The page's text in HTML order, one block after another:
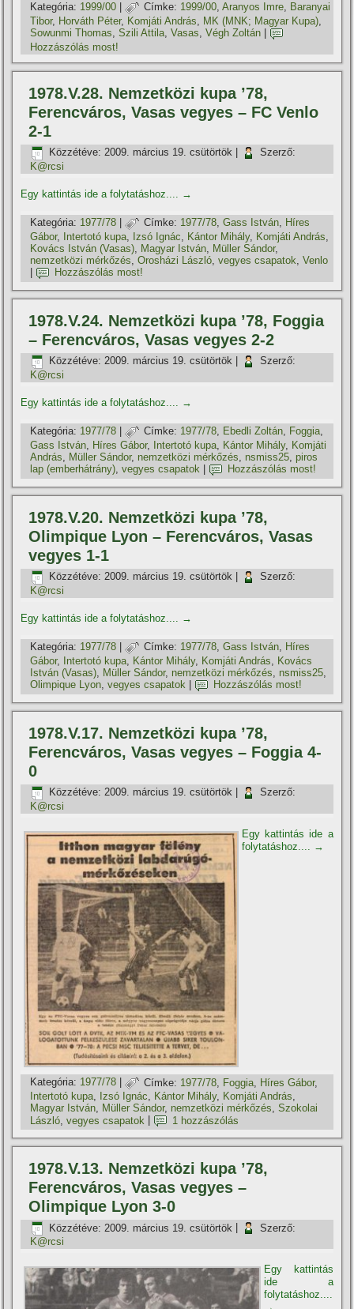
Kategória: 1999/00 | Címke: 1999/00,Aranyos Imre, Baranyai
Tibor, Horváth Péter, Komjáti András MK (MNK; Magyar Kupa)
Sowunmi Thomas,Szili Attila,Vasas,Végh Zoltán
Hozzászólás most!
1978.V.28. Nemzetközi kupa ’78,
Ferencváros, Vasas vegyes – FC Venlo
2-1
Közzétéve: 2009. március 19. csütörtök
Szerző:
K@rcsi
Egy kattintás ide a folytatáshoz.... →
Kategória: 1977/78 | Címke: 1977/78,Gass István, Hí­res
Gábor, Intertotó kupa Izsó Ignác Kántor Mihály, Komjáti András
Kovács István (Vasas) Magyar István Müller Sándor,
nemzetközi mérkőzés ,Orosházi László ,vegyes csapatok ,Venlo
Hozzászólás most!
1978.V.24. Nemzetközi kupa ’78, Foggia
– Ferencváros, Vasas vegyes 2-2
Közzétéve: 2009. március 19. csütörtök
Szerző:
K@rcsi
Egy kattintás ide a folytatáshoz.... →
Kategória: 1977/78 | Címke: 1977/78, Ebedli Zoltán, Foggia,
Gass István Hí­res Gábor, Intertotó kupa Kántor Mihály, Komjáti
András
Müller Sándor, nemzetközi mérkőzés nsmiss25 ,piros
lap (emberhátrány),vegyes csapatok Hozzászólás most!
1978.V.20. Nemzetközi kupa ’78,
Olimpique Lyon – Ferencváros, Vasas
vegyes 1-1
Közzétéve: 2009. március 19. csütörtök
Szerző:
K@rcsi
Egy kattintás ide a folytatáshoz.... →
Kategória: 1977/78 | Címke: 1977/78,Gass István, Hí­res
Gábor, Intertotó kupa Kántor Mihály, Komjáti András
Kovács
István (Vasas) Müller Sándor, nemzetközi mérkőzés nsmiss25
Olimpique Lyon,vegyes csapatok Hozzászólás most!
1978.V.17. Nemzetközi kupa ’78,
Ferencváros, Vasas vegyes – Foggia 4-
0
Közzétéve: 2009. március 19. csütörtök
Szerző:
K@rcsi
Egy kattintás ide a
folytatáshoz....
→
Kategória: 1977/78 | Címke: 1977/78 Foggia Hí­res Gábor,
Intertotó kupa, Izsó Ignác, Kántor Mihály, Komjáti András,
Magyar István, Müller Sándor, nemzetközi mérkőzés,Szokolai
László ,vegyes csapatok 1 hozzászólás
1978.V.13. Nemzetközi kupa ’78,
Ferencváros, Vasas vegyes –
Olimpique Lyon 3-0
Közzétéve: 2009. március 19. csütörtök
Szerző:
K@rcsi
Egy kattintás
ide a
folytatáshoz....